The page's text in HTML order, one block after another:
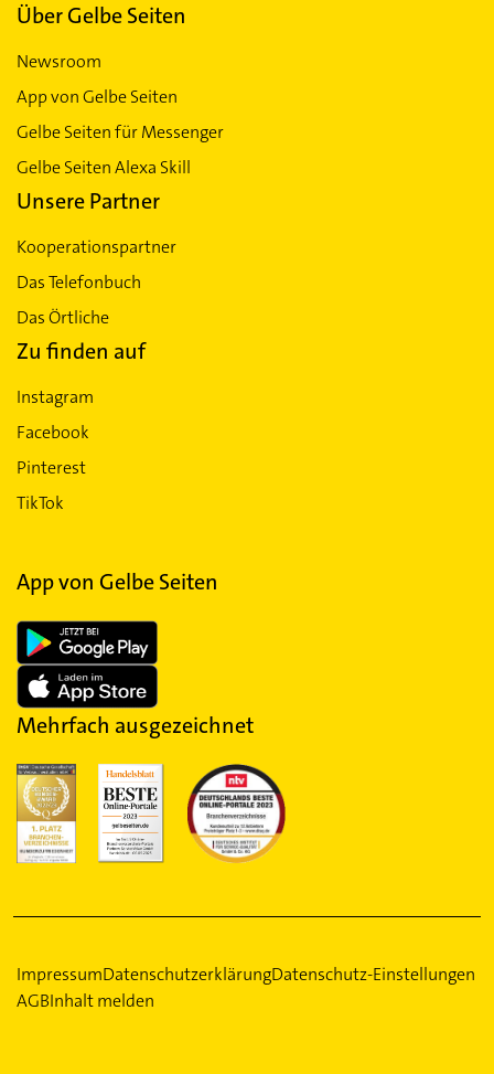
Über Gelbe Seiten
Newsroom
App von Gelbe Seiten
Gelbe Seiten für Messenger
Gelbe Seiten Alexa Skill
Unsere Partner
Kooperationspartner
Das Telefonbuch
Das Örtliche
Zu finden auf
Instagram
Facebook
Pinterest
TikTok
App von Gelbe Seiten
Mehrfach ausgezeichnet
ImpressumDatenschutzerklärungDatenschutz-Einstellungen
AGBInhalt melden